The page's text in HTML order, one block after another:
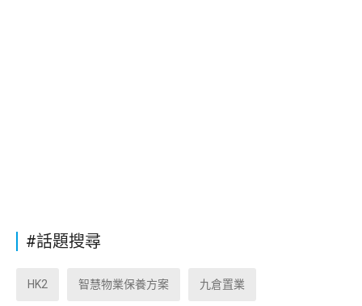
#話題搜尋
HK2 智慧物業保養方案 九倉置業